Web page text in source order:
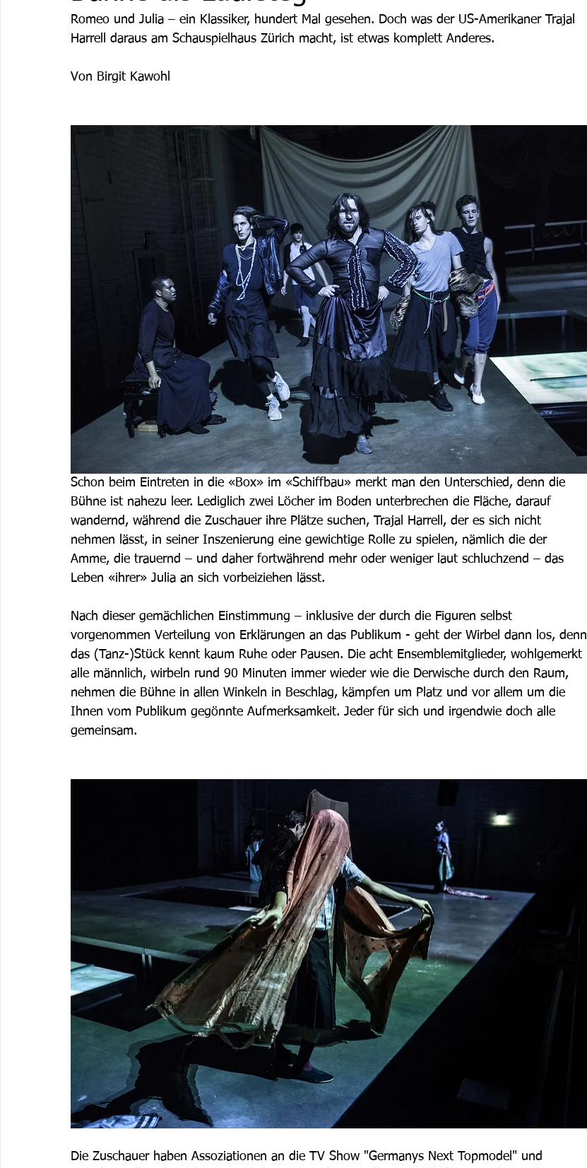
Romeo und Julia – ein Klassiker, hundert Mal gesehen. Doch was der US-Amerikaner Trajal
Harrell daraus am Schauspielhaus Zürich macht, ist etwas komplett Anderes.
Von Birgit Kawohl
Schon beim Eintreten in die «Box» im «Schiffbau» merkt man den Unterschied, denn die
Bühne ist nahezu leer. Lediglich zwei Löcher im Boden unterbrechen die Fläche, darauf
wandernd, während die Zuschauer ihre Plätze suchen, Trajal Harrell, der es sich nicht
nehmen lässt, in seiner Inszenierung eine gewichtige Rolle zu spielen, nämlich die der
Amme, die trauernd – und daher fortwährend mehr oder weniger laut schluchzend – das
Leben «ihrer» Julia an sich vorbeiziehen lässt.
Nach dieser gemächlichen Einstimmung – inklusive der durch die Figuren selbst
vorgenommen Verteilung von Erklärungen an das Publikum - geht der Wirbel dann los, denn
das (Tanz-)Stück kennt kaum Ruhe oder Pausen. Die acht Ensemblemitglieder, wohlgemerkt
alle männlich, wirbeln rund 90 Minuten immer wieder wie die Derwische durch den Raum,
nehmen die Bühne in allen Winkeln in Beschlag, kämpfen um Platz und vor allem um die
Ihnen vom Publikum gegönnte Aufmerksamkeit. Jeder für sich und irgendwie doch alle
gemeinsam.
Die Zuschauer haben Assoziationen an die TV Show "Germanys Next Topmodel" und